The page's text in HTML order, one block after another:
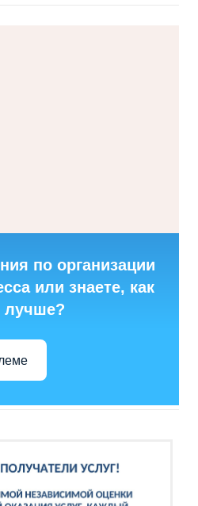
по организации
или знаете, как
лучше?